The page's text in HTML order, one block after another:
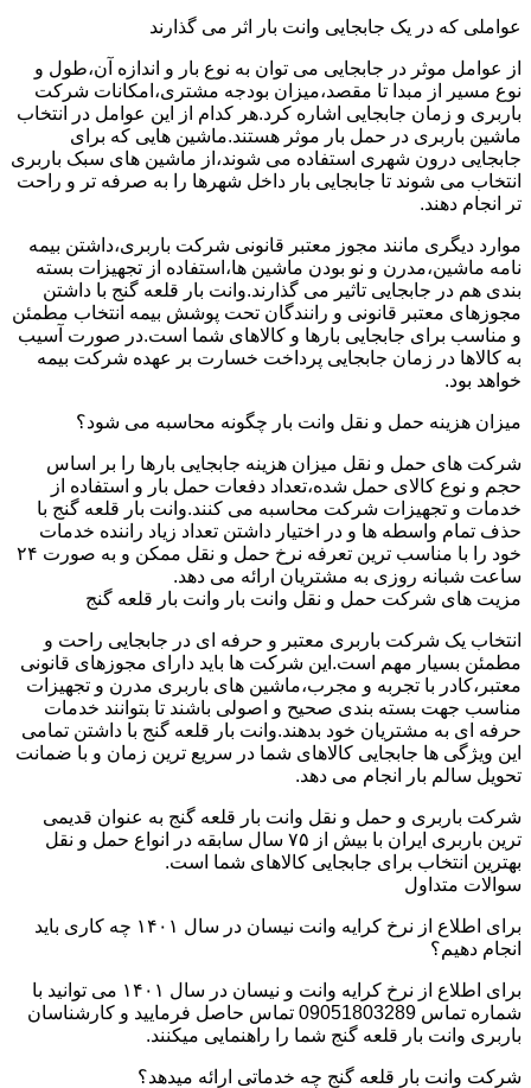
عواملی که در یک جابجایی وانت بار اثر می گذارند
از عوامل موثر در جابجایی می توان به نوع بار و اندازه آن،طول و
نوع مسیر از مبدا تا مقصد،میزان بودجه مشتری،امکانات شرکت
باربری و زمان جابجایی اشاره کرد.هر کدام از این عوامل در انتخاب
ماشین باربری در حمل بار موثر هستند.ماشین هایی که برای
جابجایی درون شهری استفاده می شوند،از ماشین های سبک باربری
انتخاب می شوند تا جابجایی بار داخل شهرها را به صرفه تر و راحت
تر انجام دهند.
موارد دیگری مانند مجوز معتبر قانونی شرکت باربری،داشتن بیمه
نامه ماشین،مدرن و نو بودن ماشین ها،استفاده از تجهیزات بسته
بندی هم در جابجایی تاثیر می گذارند.وانت بار قلعه گنج با داشتن
مجوزهای معتبر قانونی و رانندگان تحت پوشش بیمه انتخاب مطمئن
و مناسب برای جابجایی بارها و کالاهای شما است.در صورت آسیب
به کالاها در زمان جابجایی پرداخت خسارت بر عهده شرکت بیمه
خواهد بود.
میزان هزینه حمل و نقل وانت بار چگونه محاسبه می شود؟
شرکت های حمل و نقل میزان هزینه جابجایی بارها را بر اساس
حجم و نوع کالای حمل شده،تعداد دفعات حمل بار و استفاده از
خدمات و تجهیزات شرکت محاسبه می کنند.وانت بار قلعه گنج با
حذف تمام واسطه ها و در اختیار داشتن تعداد زیاد راننده خدمات
خود را با مناسب ترین تعرفه نرخ حمل و نقل ممکن و به صورت ۲۴
ساعت شبانه روزی به مشتریان ارائه می دهد.
مزیت های شرکت حمل و نقل وانت بار وانت بار قلعه گنج
انتخاب یک شرکت باربری معتبر و حرفه ای در جابجایی راحت و
مطمئن بسیار مهم است.این شرکت ها باید دارای مجوزهای قانونی
معتبر،کادر با تجربه و مجرب،ماشین های باربری مدرن و تجهیزات
مناسب جهت بسته بندی صحیح و اصولی باشند تا بتوانند خدمات
حرفه ای به مشتریان خود بدهند.وانت بار قلعه گنج با داشتن تمامی
این ویژگی ها جابجایی کالاهای شما در سریع ترین زمان و با ضمانت
تحویل سالم بار انجام می دهد.
شرکت باربری و حمل و نقل وانت بار قلعه گنج به عنوان قدیمی
ترین باربری ایران با بیش از ۷۵ سال سابقه در انواع حمل و نقل
بهترین انتخاب برای جابجایی کالاهای شما است.
سوالات متداول
برای اطلاع از نرخ کرایه وانت نیسان در سال ۱۴۰۱ چه کاری باید
انجام دهیم؟
برای اطلاع از نرخ کرایه وانت و نیسان در سال ۱۴۰۱ می توانید با
شماره تماس 09051803289 تماس حاصل فرمایید و کارشناسان
باربری وانت بار قلعه گنج شما را راهنمایی میکنند.
شرکت وانت بار قلعه گنج چه خدماتی ارائه میدهد؟